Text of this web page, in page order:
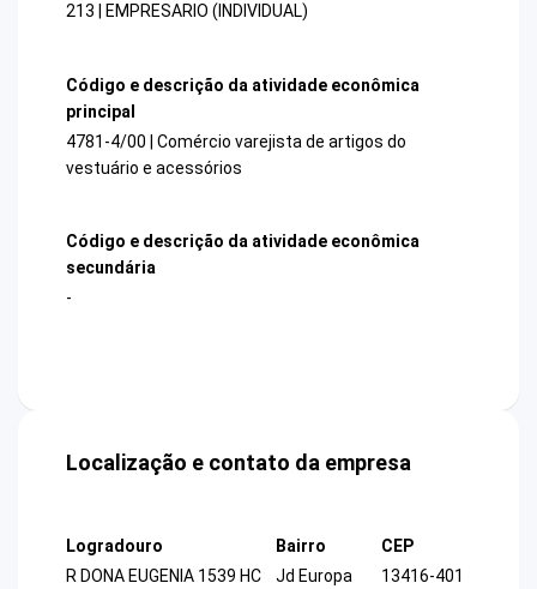
213 | EMPRESARIO (INDIVIDUAL)
Código e descrição da atividade econômica
principal
4781-4/00 | Comércio varejista de artigos do
vestuário e acessórios
Código e descrição da atividade econômica
secundária
-
Localização e contato da empresa
Logradouro
R DONA EUGENIA 1539 HC
Bairro
Jd Europa
CEP
13416-401